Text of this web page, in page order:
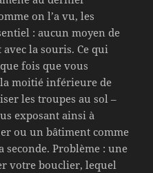
on l’a vu, les
: aucun moyen de
la souris. Ce qui
fois que vous
moitié inférieure de
les troupes au sol –
exposant ainsi à
ou un bâtiment comme
seconde. Problème : une
votre bouclier, lequel